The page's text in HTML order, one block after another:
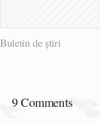
Buletin de știri
9 Comments